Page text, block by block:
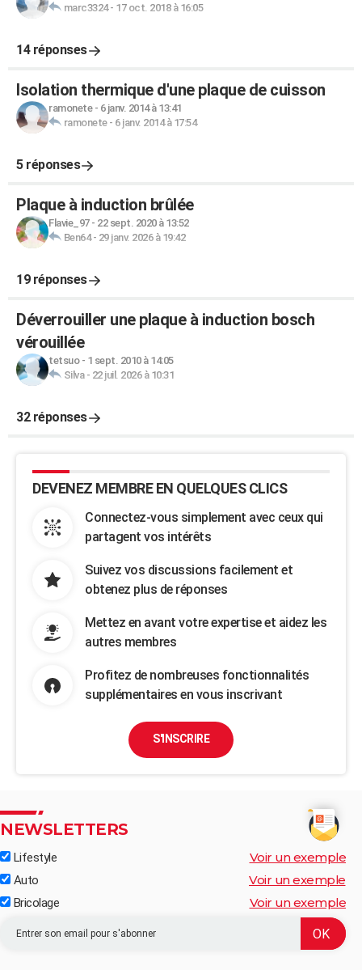
marc3324- 17 oct. 2018 à 16:05
14 réponses
Isolation thermique d'une plaque de cuisson
ramonete- 6 janv. 2014 à 13:41
ramonete- 6 janv. 2014 à 17:54
5 réponses
Plaque à induction brûlée
Flavie_97- 22 sept. 2020 à 13:52
Ben64- 29 janv. 2026 à 19:42
19 réponses
Déverrouiller une plaque à induction bosch
vérouillée
tetsuo- 1 sept. 2010 à 14:05
Silva- 22 juil. 2026 à 10:31
32 réponses
DEVENEZ MEMBRE EN QUELQUES CLICS
Connectez-vous simplement avec ceux qui
partagent vos intérêts
Suivez vos discussions facilement et
obtenez plus de réponses
Mettez en avant votre expertise et aidez les
autres membres
Profitez de nombreuses fonctionnalités
supplémentaires en vous inscrivant
S'INSCRIRE
NEWSLETTERS
Lifestyle Voir un exemple
Auto Voir un exemple
Bricolage Voir un exemple